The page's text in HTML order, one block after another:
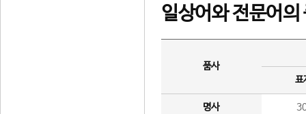
일상어와 전문어의
품사
표
명사